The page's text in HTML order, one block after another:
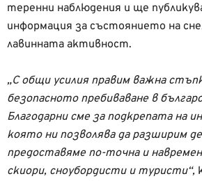
теренни наблюдения и ще
информация за състоянието на
лавинната активност.
„С общи усилия правим важна
безопасното пребиваване в
Благодарни сме за подкрепата на
която ни позволява да разширим
предоставяме по-точна и
скиори, сноубордисти и туристи“,